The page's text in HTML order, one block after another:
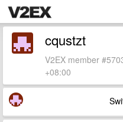
cqustzt
V2EX member
+08:00